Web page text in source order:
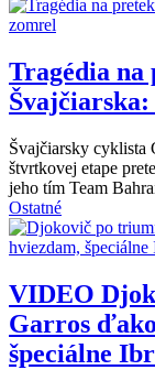
Tragédia na
Švajčiarsky cyklista
štvrtkovej etape
jeho tím Team
Ostatné
VIDEO
Garros
špeciálne